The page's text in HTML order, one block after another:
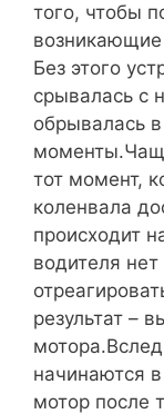
того, чтобы
Без этого
срывалась с
обрывалась
тот момент,
коленвала
происходит
водителя
результат –
начинаются
мотор после